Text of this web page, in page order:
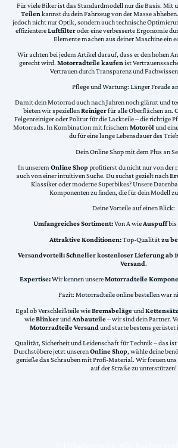
Für viele Biker ist das Standardmodell nur die Basis. Mit
Teilen kannst du dein Fahrzeug von der Masse
jedoch nicht nur Optik, sondern auch technische
effizientereLuftfilteroder eine verbesserte Ergonomie
Elemente machen aus deiner Maschine ein
Wir achten bei jedem Artikel darauf, dass er den hohen
gerecht wird. Motorradteile kaufen ist
Vertrauen durch Transparenz und
Pflege und Wartung: Länger Freude
Damit dein Motorrad auch nach Jahren noch glänzt und
bieten wir speziellenReinigerfür alle Oberflächen an.
Felgenreiniger oder Politur für die Lackteile – die richtige
Motorrads. In Kombination mit frischemMotorölund
du für eine lange Lebensdauer des
Dein Online Shop mit dem Plus an
In unserem Online Shopprofitierst du nicht nur von der
auch von einer intuitiven Suche. Du suchst gezielt nach
Klassiker oder moderne Superbikes? Unsere
Komponenten zu finden, die für dein Modell
Deine Vorteile auf einen Blick:
Umfangreiches Sortiment:Von A wieAuspuffbis
Attraktive Konditionen:Top-Qualitätzu
Versandvorteil:Schneller kostenloser Lieferung ab
Versand.
Expertise:Wir kennen unsereMotorradteile
Fazit: Motorradteile online bestellen war
Egal ob Verschleißteile wieBremsbelägeund
wieBlinkerundAnbauteile– wir sind dein Partner.
Motorradteile Versand und starte bestens gerüstet
Qualität, Sicherheit und Leidenschaft für Technik – das ist
Durchstöbere jetzt unserenOnline Shop, wähle deine
genieße das Schrauben mit Profi-Material. Wir freuen
auf der Straße zu unterstützen!